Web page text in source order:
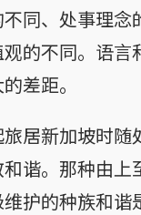
同、处事理念
的不同。语言
差距。
居新加坡时随
谐。那种由上
护的种族和谐